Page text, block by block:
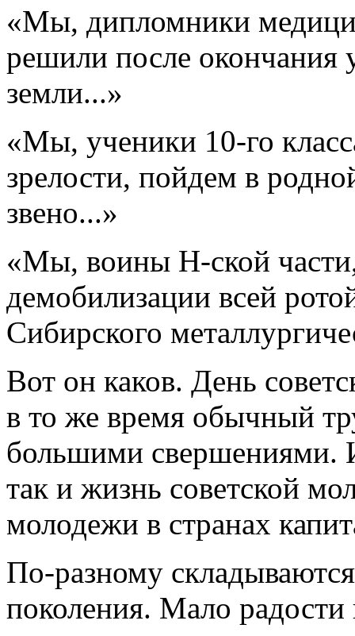
«Мы, дипломники
решили после окончания
земли...»
«Мы, ученики 10-го
зрелости, пойдем в
звено...»
«Мы, воины Н-ской
демобилизации всей
Сибирского
Вот он каков. День
в то же время обычный
большими свершениями.
так и жизнь советской
молодежи в странах
По-разному
поколения. Мало радости